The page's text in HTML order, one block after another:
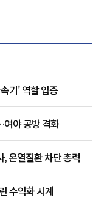
기' 역할 입증
야 공방 격화
온열질환 차단 총력
수익화 시계